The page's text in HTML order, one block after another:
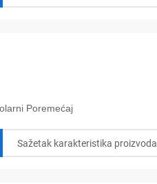
Poremećaj
Sažetak karakteristika proizvoda